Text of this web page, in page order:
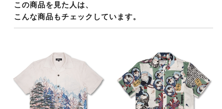
この商品を見た人は、
こんな商品もチェックしています。